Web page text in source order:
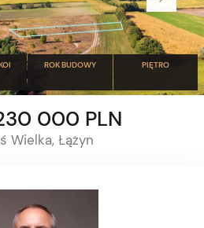
ROK BUDOWY PIĘTRO
000 PLN
Wielka, Łążyn